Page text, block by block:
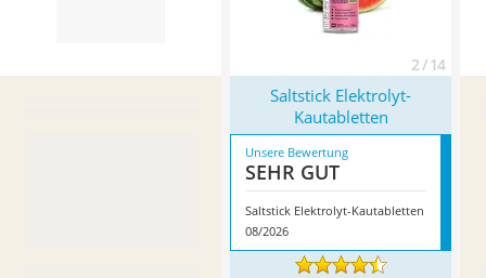
2 / 14
Saltstick Elektrolyt-
Kautabletten
Unsere Bewertung
SEHR GUT
Saltstick Elektrolyt-Kautabletten
08/2026